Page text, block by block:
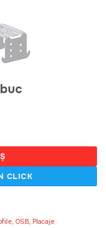
curent
buc
OSB, Placaje